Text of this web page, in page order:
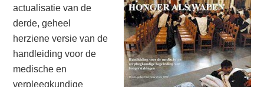
actualisatie van de
derde, geheel
herziene versie van de
handleiding voor de
medische en
verpleegkundige